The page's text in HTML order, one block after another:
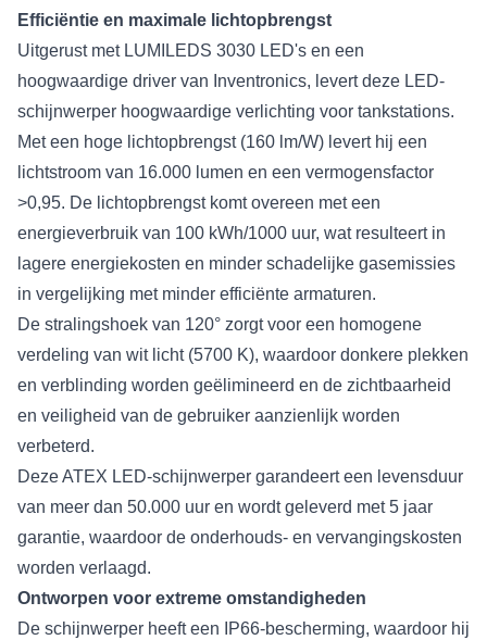
Efficiëntie en maximale lichtopbrengst
Uitgerust met LUMILEDS 3030 LED's en een
hoogwaardige driver van Inventronics, levert deze LED-
schijnwerper hoogwaardige verlichting voor tankstations.
Met een hoge lichtopbrengst (160 lm/W) levert hij een
lichtstroom van 16.000 lumen en een vermogensfactor
>0,95. De lichtopbrengst komt overeen met een
energieverbruik van 100 kWh/1000 uur, wat resulteert in
lagere energiekosten en minder schadelijke gasemissies
in vergelijking met minder efficiënte armaturen.
De stralingshoek van 120° zorgt voor een homogene
verdeling van wit licht (5700 K), waardoor donkere plekken
en verblinding worden geëlimineerd en de zichtbaarheid
en veiligheid van de gebruiker aanzienlijk worden
verbeterd.
Deze ATEX LED-schijnwerper garandeert een levensduur
van meer dan 50.000 uur en wordt geleverd met 5 jaar
garantie, waardoor de onderhouds- en vervangingskosten
worden verlaagd.
Ontworpen voor extreme omstandigheden
De schijnwerper heeft een IP66-bescherming, waardoor hij